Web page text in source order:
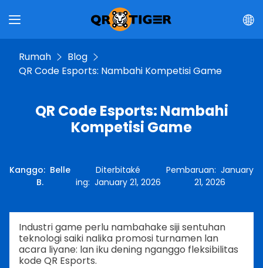
Rumah
Blog
QR Code Esports: Nambahi Kompetisi Game
QR Code Esports: Nambahi
Kompetisi Game
Kanggo: Belle
B.
Diterbitaké
ing: January 21, 2026
Pembaruan: January
21, 2026
Industri game perlu nambahake siji sentuhan
teknologi saiki nalika promosi turnamen lan
acara liyane: lan iku dening nganggo fleksibilitas
kode QR Esports.